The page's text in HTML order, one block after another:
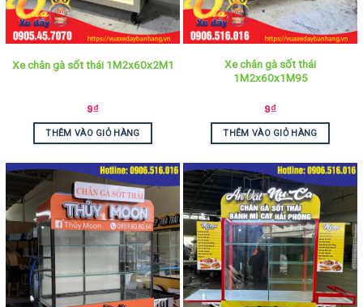
Xe chân gà sốt thái 1M2x60x2M1
9₫
THÊM VÀO GIỎ HÀNG
Xe chân gà sốt thái
1M2x60x1M95
9₫
THÊM VÀO GIỎ HÀNG